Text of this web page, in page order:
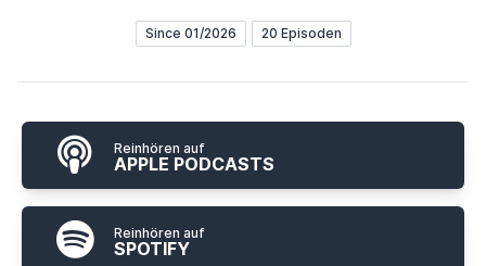
Since 01/2026 20 Episoden
Reinhören auf
APPLE PODCASTS
Reinhören auf
SPOTIFY